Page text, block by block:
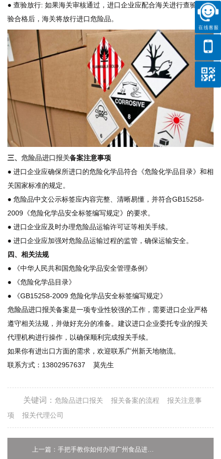
● 查验放行: 如果海关审核通过，进口企业应配合海关进行查验。查
验合格后，海关将放行进口危险品。
三、 危险品进口报关备案注意事项
● 进口企业应确保所进口的危险化学品符合《危险化学品目录》和相
关国家标准的规定。
● 危险品中文公示标签应内容完整、清晰易懂，并符合GB15258-
2009《危险化学品安全标签编写规定》的要求。
● 进口企业应及时办理危险品运输许可证等相关手续。
● 进口企业应加强对危险品运输过程的监管，确保运输安全。
四、相关法规
● 《中华人民共和国危险化学品安全管理条例》
● 《危险化学品目录》
● 《GB15258-2009 危险化学品安全标签编写规定》
危险品进口报关备案是一项专业性较强的工作，需要进口企业严格
遵守相关法规，并做好充分的准备。建议进口企业委托专业的报关
代理机构进行操作，以确保顺利完成报关手续。
如果你有进出口方面的需求，欢迎联系广州新天地物流。
联系方式：13802957637 莫先生
关键词： 危险品进口报关 报关备案的流程
报关注意事
项
报关代理公司
上一篇：手把手教你如何办理广州食品进口清关